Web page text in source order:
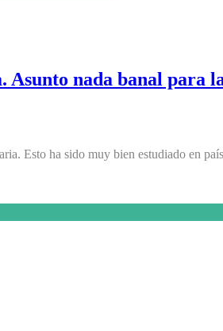
Asunto nada banal para
Esto ha sido muy bien estudiado en